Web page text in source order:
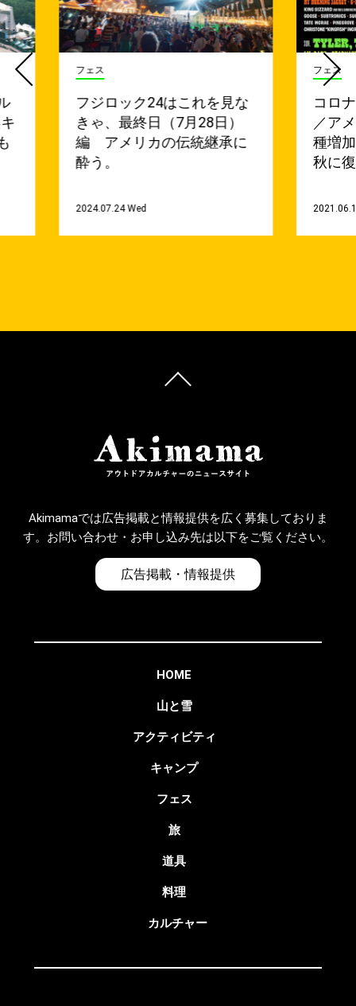
フェス
フジロック24はこれを見な
きゃ、最終日（7月28日）
編 アメリカの伝統継承に
酔う。
2024.07.24 Wed
フェス
コロ
／ア
種増
秋に
Akimamaでは広告掲載と情報提供を広く募集しておりま
す。お問い合わせ・お申し込み先は以下をご覧ください。
広告掲載・情報提供
HOME
山と雪
アクティビティ
キャンプ
フェス
旅
道具
料理
カルチャー